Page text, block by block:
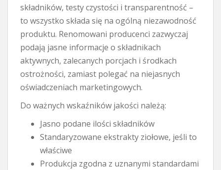
składników, testy czystości i transparentność –
to wszystko składa się na ogólną niezawodność
produktu. Renomowani producenci zazwyczaj
podają jasne informacje o składnikach
aktywnych, zalecanych porcjach i środkach
ostrożności, zamiast polegać na niejasnych
oświadczeniach marketingowych.
Do ważnych wskaźników jakości należą:
Jasno podane ilości składników
Standaryzowane ekstrakty ziołowe, jeśli to
właściwe
Produkcja zgodna z uznanymi standardami